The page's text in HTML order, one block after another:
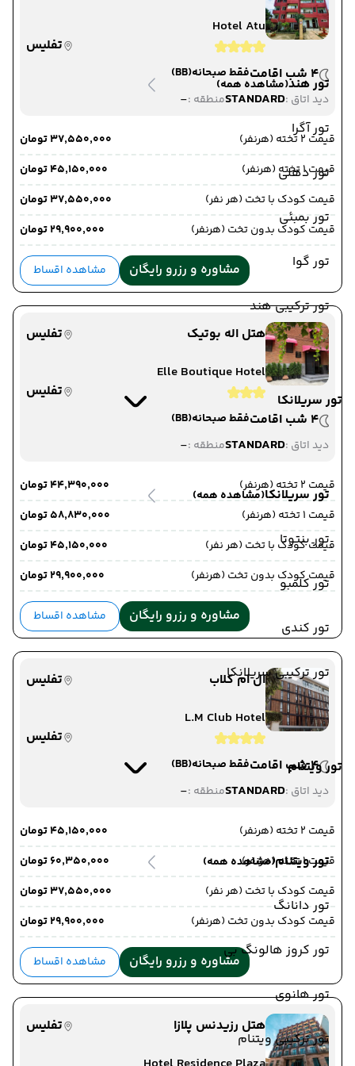
تور هند(مشاهده همه)
تور آگرا
تور دهلی
تور بمبئی
تور گوا
تور ترکیبی هند
تور سریلانکا
تور سریلانکا(مشاهده همه)
تور بنتوتا
تور کلمبو
تور کندی
تور ترکیبی سریلانکا
تور ویتنام
تور ویتنام(مشاهده همه)
تور دانانگ
تور کروز هالونگ بی
تور هانوی
تور ترکیبی ویتنام
Hotel Atu
تفلیس
4 شب اقامت
فقط صبحانه(BB)
دید اتاق :STANDARDمنطقه :-
قیمت 2 تخته (هرنفر)
۳۷٬۵۵۰٬۰۰۰ تومان
قیمت 1 تخته (هرنفر)
۴۵٬۱۵۰٬۰۰۰ تومان
قیمت کودک با تخت (هر نفر)
۳۷٬۵۵۰٬۰۰۰ تومان
قیمت کودک بدون تخت (هرنفر)
۲۹٬۹۰۰٬۰۰۰ تومان
مشاوره و رزرو رایگان مشاهده اقساط
هتل اله بوتیک
تفلیس
Elle Boutique Hotel
تفلیس
4 شب اقامت
فقط صبحانه(BB)
دید اتاق :STANDARDمنطقه :-
قیمت 2 تخته (هرنفر)
۴۴٬۳۹۰٬۰۰۰ تومان
قیمت 1 تخته (هرنفر)
۵۸٬۸۳۰٬۰۰۰ تومان
قیمت کودک با تخت (هر نفر)
۴۵٬۱۵۰٬۰۰۰ تومان
قیمت کودک بدون تخت (هرنفر)
۲۹٬۹۰۰٬۰۰۰ تومان
مشاوره و رزرو رایگان مشاهده اقساط
ال ام کلاب
تفلیس
L.M Club Hotel
تفلیس
4 شب اقامت
فقط صبحانه(BB)
دید اتاق :STANDARDمنطقه :-
قیمت 2 تخته (هرنفر)
۴۵٬۱۵۰٬۰۰۰ تومان
قیمت 1 تخته (هرنفر)
۶۰٬۳۵۰٬۰۰۰ تومان
قیمت کودک با تخت (هر نفر)
۳۷٬۵۵۰٬۰۰۰ تومان
قیمت کودک بدون تخت (هرنفر)
۲۹٬۹۰۰٬۰۰۰ تومان
مشاوره و رزرو رایگان مشاهده اقساط
هتل رزیدنس پلازا
تفلیس